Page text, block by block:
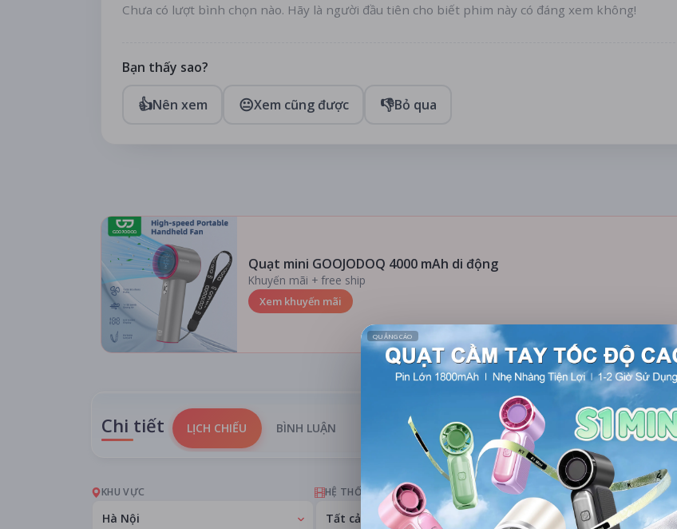
Chưa có lượt bình chọn nào. Hãy là người đầu tiên cho biết phim này có đáng xem không!
Bạn thấy sao?
👍Nên xem 😐Xem cũng được 👎Bỏ qua
Quạt mini GOOJODOQ 4000 mAh di động
Khuyến mãi + free ship
Xem khuyến mãi
Chi tiết LỊCH CHIẾU BÌNH LUẬN ĐÁNH GIÁ TIN TỨC
KHU VỰC
Hà Nội
HỆ THỐNG RẠP
Tất cả hệ thống